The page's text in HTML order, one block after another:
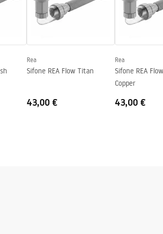
Rea
Sifone REA Flow Titan
43,00 €
Rea
Sifone REA
Copper
43,00 €